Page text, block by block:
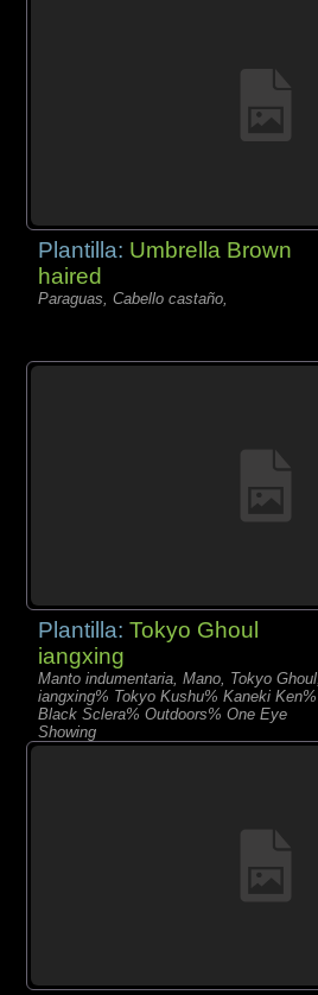
Plantilla: Umbrella Brown
haired
Paraguas, Cabello castaño,
Plantilla:Tokyo Ghoul
iangxing
Manto indumentaria, Mano, Tokyo Ghoul,
iangxing% Tokyo Kushu% Kaneki Ken%
Black Sclera% Outdoors% One Eye
Showing